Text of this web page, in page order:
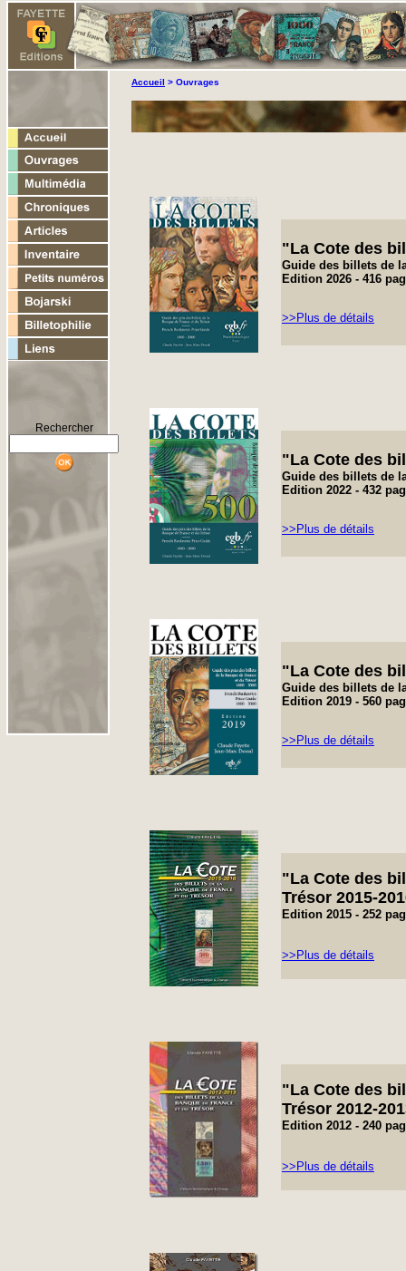
Rechercher
Accueil > Ouvrages
"La Cote des
Guide des billets de
Edition 2026 - 416
>>Plus de détails
"La Cote des
Guide des billets de
Edition 2022 - 432
>>Plus de détails
"La Cote des
Guide des billets de
Edition 2019 - 560
>>Plus de détails
"La Cote des
Trésor 2015-
Edition 2015 - 252
>>Plus de détails
"La Cote des
Trésor 2012-
Edition 2012 - 240
>>Plus de détails